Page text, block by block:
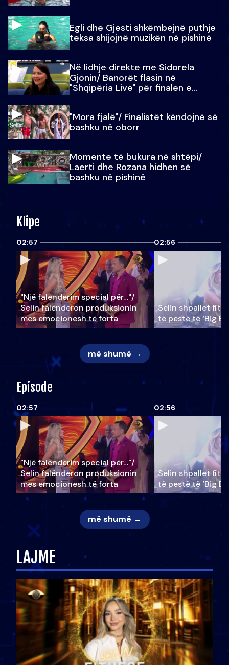
Egli dhe Gjesti shkëmbejnë puthje
teksa shijojnë muzikën në pishinë
Në lidhje direkte me Sidorela
Gjonin/ Banorët flasin në
"Shqipëria Live" për finalen e
"Mora fjalë"/ Finalistët këndojnë së
bashku në oborr
Momente të bukura në shtëpi/
Laerti dhe Rozana hidhen së
bashku në pishinë
Klipe
02:57
"Një falenderim special për…"/
Selin falënderon produksionin
mes emocionesh të forta
02:56
Selin shpallet
të pestë të ‘Big
më shumë →
Episode
02:57
"Një falenderim special për…"/
Selin falënderon produksionin
mes emocionesh të forta
02:56
Selin shpallet
të pestë të ‘Big
më shumë →
LAJME